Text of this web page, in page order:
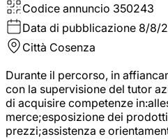
Codice annuncio 350243
Data di pubblicazione 8/8/
Città Cosenza
Durante il percorso, in
con la supervisione del tutor
di acquisire competenze
merce;esposizione dei
prezzi;assistenza e